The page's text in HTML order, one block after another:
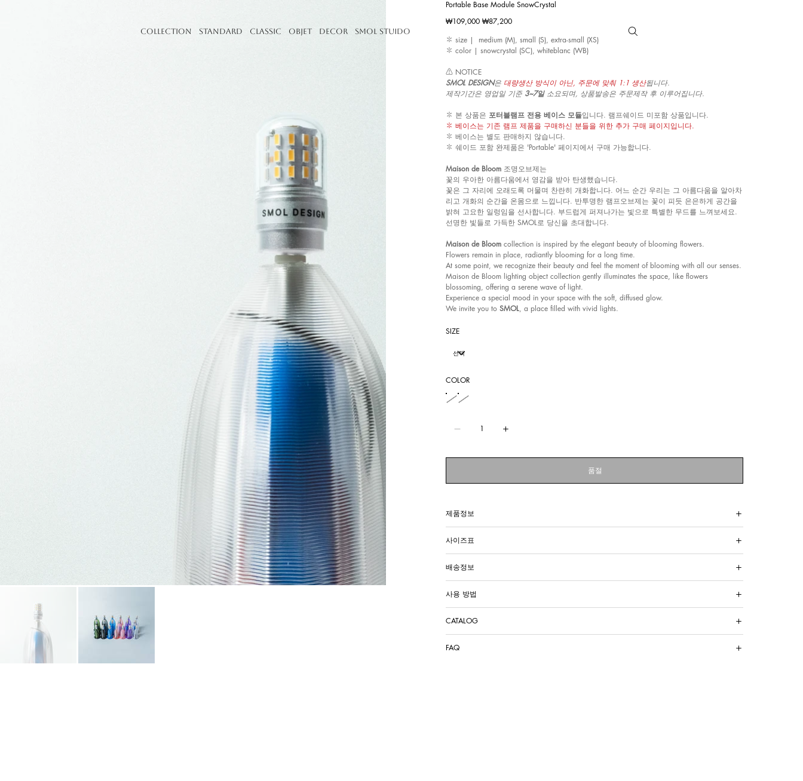
Collection Standard Classic Objet Decor Smol Stuido
Portable Base Module SnowCrystal
정
₩109,000 할
₩87,200
✽ size | medium (M), small (S), extra-small (XS)
✽ color | snowcrystal (SC), whiteblanc (WB)
⚠︎ NOTICE
SMOL DESIGN은 대량생산 방식이 아닌, 주문에 맞춰 1:1 생산됩니다.
제작기간은 영업일 기준 3~7일 소요되며, 상품발송은 주문제작 후 이루어집니다.
✽ 본 상품은 포터블램프 전용 베이스 모듈입니다. 램프쉐이드 미포함 상품입니다.
✽ 베이스는 기존 램프 제품을 구매하신 분들을 위한 추가 구매 페이지입니다.
✽ 베이스는 별도 판매하지 않습니다.
✽ 쉐이드 포함 완제품은 'Portable' 페이지에서 구매 가능합니다.
Maison de Bloom 조명오브제는
꽃의 우아한 아름다움에서 영감을 받아 탄생했습니다.
꽃은 그 자리에 오래도록 머물며 찬란히 개화합니다. 어느 순간 우리는 그 아름다움을 알아차
리고 개화의 순간을 온몸으로 느낍니다. 반투명한 램프오브제는 꽃이 피듯 은은하게 공간을
밝혀 고요한 일렁임을 선사합니다. 부드럽게 퍼져나가는 빛으로 특별한 무드를 느껴보세요.
선명한 빛들로 가득한 SMOL로 당신을 초대합니다.
Maison de Bloom collection is inspired by the elegant beauty of blooming flowers.
Flowers remain in place, radiantly blooming for a long time.
At some point, we recognize their beauty and feel the moment of blooming with all our senses.
Maison de Bloom lighting object collection gently illuminates the space, like flowers
blossoming, offering a serene wave of light.
Experience a special mood in your space with the soft, diffused glow.
We invite you toSMOL, a place filled with vivid lights.
SIZE
COLOR
품절
제품정보
사이즈표
배송정보
사용 방법
CATALOG
FAQ